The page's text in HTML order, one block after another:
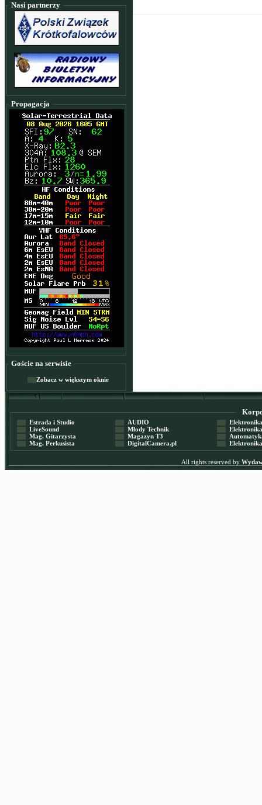
Nasi partnerzy
Propagacja
Goście na serwisie
Zobacz w większym oknie
Estrada i Studio
LiveSound
Mag. Gitarzysta
Mag. Perkusista
AUDIO
Młody Technik
Magazyn T3
DigitalCamera.pl
Elektronika
Elektronika
Automatyka
Elektronika
All rights reserved by